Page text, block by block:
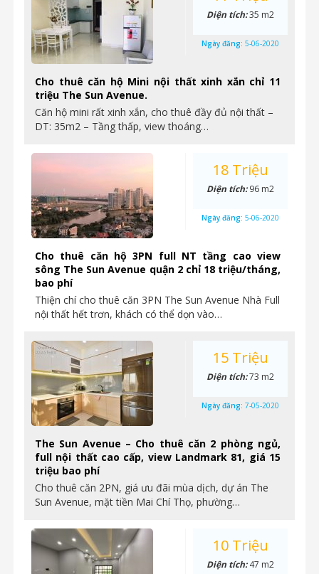
Cho thuê căn hộ Mini nội thất xinh xắn chỉ 11
triệu The Sun Avenue.
Căn hộ mini rất xinh xắn, cho thuê đầy đủ nội thất –
DT: 35m2 – Tầng thấp, view thoáng…
Diện tích:35 m2
Ngày đăng: 5-06-2020
Cho thuê căn hộ 3PN full NT tầng cao view
sông The Sun Avenue quận 2 chỉ 18 triệu/tháng,
bao phí
Thiện chí cho thuê căn 3PN The Sun Avenue Nhà Full
nội thất hết trơn, khách có thể dọn vào…
18 Triệu
Diện tích:96 m2
Ngày đăng: 5-06-2020
The Sun Avenue – Cho thuê căn 2 phòng ngủ,
full nội thất cao cấp, view Landmark 81, giá 15
triệu bao phí
Cho thuê căn 2PN, giá ưu đãi mùa dịch, dự án The
Sun Avenue, mặt tiền Mai Chí Thọ, phường…
15 Triệu
Diện tích:73 m2
Ngày đăng: 7-05-2020
10 Triệu
Diện tích:47 m2